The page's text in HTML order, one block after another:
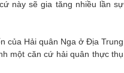
này sẽ gia tăng nhiều lần sự
của Hải quân Nga ở Địa Trung
một căn cứ hải quân thực thụ